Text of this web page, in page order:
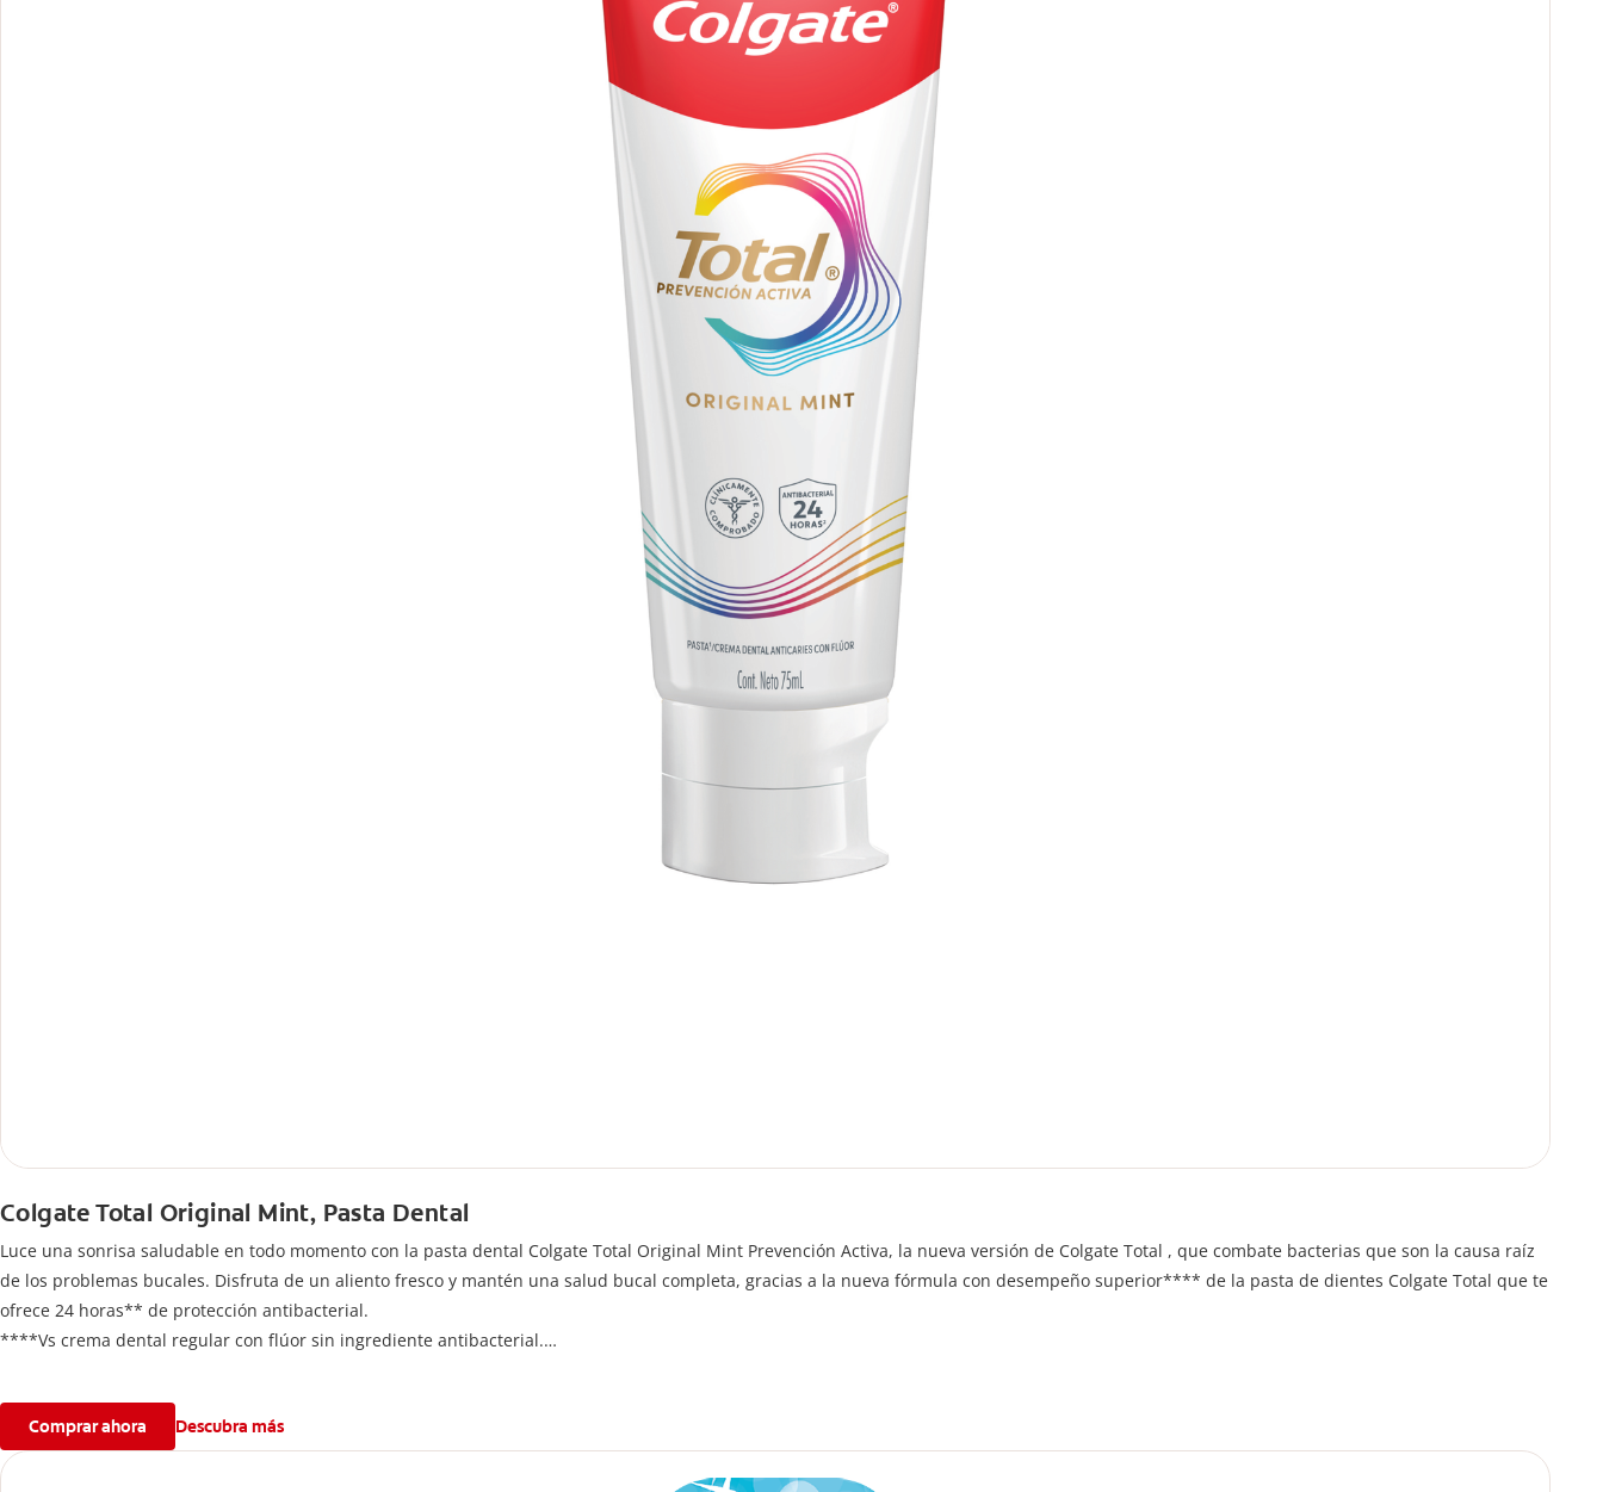
Colgate Total Original Mint, Pasta Dental
Luce una sonrisa saludable en todo momento con la pasta dental Colgate Total Original Mint Prevención Activa, la nueva versión de Colgate Total , que combate bacterias que son la causa raíz
de los problemas bucales. Disfruta de un aliento fresco y mantén una salud bucal completa, gracias a la nueva fórmula con desempeño superior**** de la pasta de dientes Colgate Total que te
ofrece 24 horas** de protección antibacterial.
****Vs crema dental regular con flúor sin ingrediente antibacterial.
Comprar ahora Descubra más